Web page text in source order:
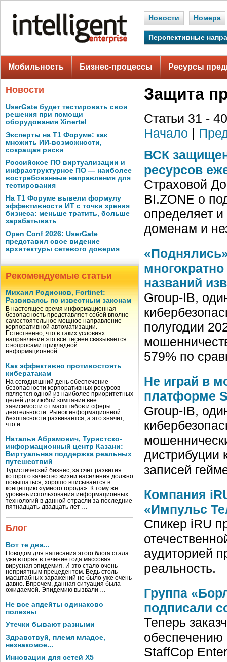
Новости Номера
Перспективные
Мобильность Бизнес-процессы Ресурсы
Новости
UserGate будет тестировать свои
решения при помощи
оборудования Xinertel
Эксперты на Т1 Форуме: как
множить ИИ-возможности,
сокращая риски
Российское ПО виртуализации и
инфраструктурное ПО — наиболее
востребованные направления для
тестирования
На Т1 Форуме вывели формулу
эффективности ИТ с точки зрения
бизнеса: меньше тратить, больше
зарабатывать
Open Conf 2026: UserGate
представил свое видение
архитектуры сетевого доверия
Рекомендуемые статьи
Михаил Родионов, Fortinet:
Развиваясь по известным законам
В настоящее время информационная
безопасность представляет собой вполне
самостоятельное мощное направление
корпоративной автоматизации.
Естественно, что в таких условиях
направление это все теснее связывается
с вопросами прикладной
информационной …
Как эффективно противостоять
кибератакам
На сегодняшний день обеспечение
безопасности корпоративных ресурсов
является одной из наиболее приоритетных
целей для любой компании вне
зависимости от масштабов и сферы
деятельности. Рынок информационной
безопасности развивается, а это значит,
что и …
Наталья Абрамович, Туристско-
информационный центр Казани:
Виртуальная поддержка реальных
путешествий
Туристический бизнес, за счет развития
которого качество жизни населения должно
повышаться, хорошо вписывается в
концепцию «умного города». К тому же
уровень использования информационных
технологий в данной отрасли за последние
пятнадцать-двадцать лет …
Блог
Вот те два...
Поводом для написания этого блога стала
уже вторая в течение года массовая
вирусная эпидемия. И это стало очень
неприятным прецедентом. Ведь столь
масштабных заражений не было уже очень
давно. Впрочем, данная ситуация была
ожидаемой. Эпидемию вызвали …
Не все апдейты одинаково
полезны
Утечки бывают разными
Здравствуй, племя младое,
незнакомое...
Инновации для сетей X5
Защита
Статьи 31 -
Начало |
ВСК
ресурсов
Страховой
BI.ZONE о
определяет
доменам и
названий
Group-IB,
полугодии
579% по
Не играй в
платформе
Group-IB,
дистрибуции
записей
Компания
«Импульс
Спикер iRU
аудиторией
реальность.
Группа
подписали
Теперь
обеспечению
StaffСop